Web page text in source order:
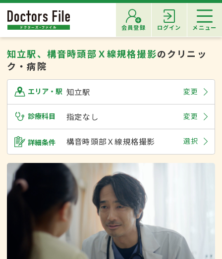
会員登録 ログイン メニュー
知立駅、構音時頭部Ｘ線規格撮影のクリニッ
ク・病院
エリア・駅 知立駅 変更
診療科目 指定なし 変更
詳細条件 構音時頭部Ｘ線規格撮影 選択